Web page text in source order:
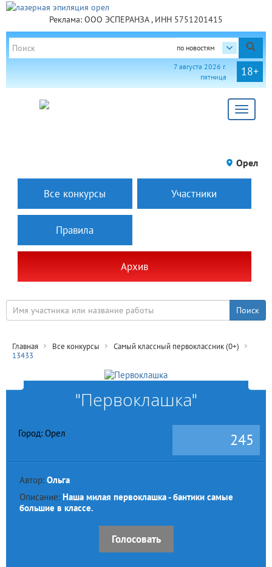
Реклама: ООО ЭСПЕРАНЗА , ИНН 5751201415
по новостям
18+
7 августа 2026 г.
пятница
Toggle
Орел
Все конкурсы Участники
Правила
Архив
Главная Все конкурсы
Самый классный первоклассник (0+)
13433
"Первоклашка"
Город: Орел 245
Автор: Ольга
Описание: Наша милая первоклашка - бантики самые
большие в классе.
Голосовать